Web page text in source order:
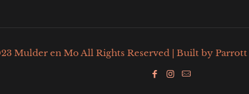
Mulder en Mo All Rights Reserved | Built by Parrott |